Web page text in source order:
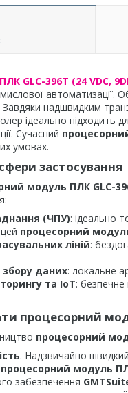
GLC-396T (24 VDC,
автоматизації.
Завдяки надшвидким
ідеально підходить
Сучасний
умовах.
застосування
модуль ПЛК GLC-
(ЧПУ): ідеально
процесорний
ліній:
даних: локальне
та IoT:
процесорний
процесорний
. Надзвичайно
процесорний модуль
забезпечення